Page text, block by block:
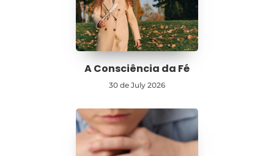
A Consciência da Fé
30 de July 2026